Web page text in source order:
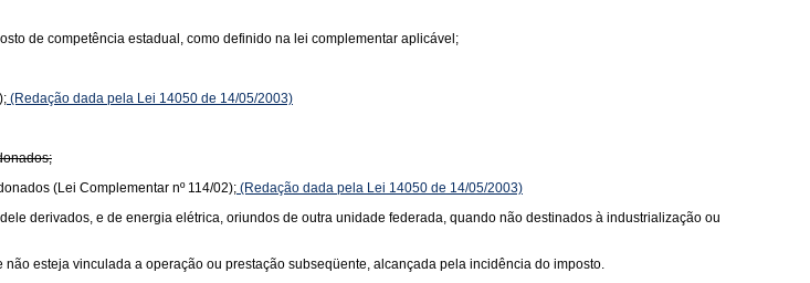
de competência estadual, como definido na lei complementar aplicável;
(Redação dada pela Lei 14050 de 14/05/2003)
(Lei Complementar nº 114/02); (Redação dada pela Lei 14050 de 14/05/2003)
derivados, e de energia elétrica, oriundos de outra unidade federada, quando não destinados à industrialização ou
esteja vinculada a operação ou prestação subseqüente, alcançada pela incidência do imposto.